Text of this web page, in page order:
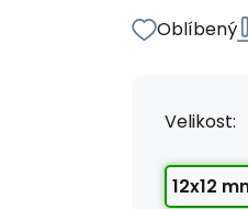
Oblíbený
Velikost:
12x12